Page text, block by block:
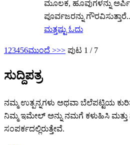
ಮೂಲಕ, ಹೂವುಗಳನ್ನು
ಪೂರ್ವಜರನ್ನು
ಮತ್ತಷ್ಟು ಓದು
1 23456ಮುಂದೆ >>> ಪುಟ 1 / 7
ಸುದ್ದಿಪತ್ರ
ನಮ್ಮ ಉತ್ಪನ್ನಗಳು ಅಥವಾ ಬೆಲೆಪಟ್ಟಿಯ
ನಿಮ್ಮ ಇಮೇಲ್ ಅನ್ನು ನಮಗೆ ಕಳುಹಿಸಿ ಮತ್ತು
ಸಂಪರ್ಕದಲ್ಲಿರುತ್ತೇವೆ.